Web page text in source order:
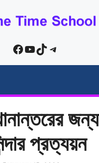
Facebook
YouTube
TikTokTelegram
জন্য
প্রত্যয়ন